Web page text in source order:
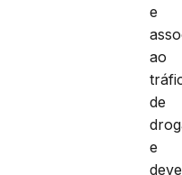
e
ao
de
e